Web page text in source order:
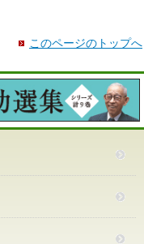
このページのトップへ